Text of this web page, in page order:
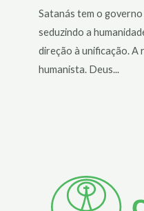
Satanás tem o
seduzindo a
direção à unificação. A
humanista. Deus...